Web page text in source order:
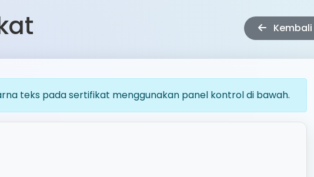
Kembali
teks pada sertifikat menggunakan panel kontrol di bawah.